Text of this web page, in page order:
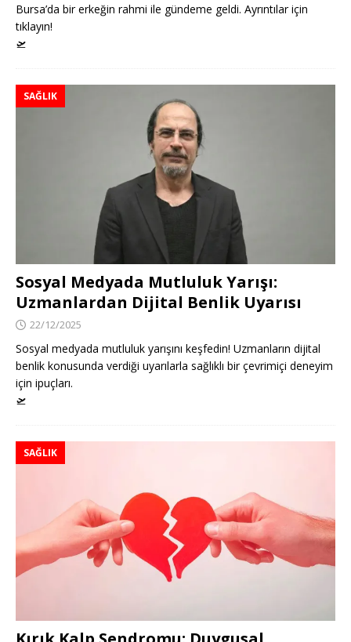
Bursa’da bir erkeğin rahmi ile gündeme geldi. Ayrıntılar için
tıklayın!
🛫
SAĞLIK
Sosyal Medyada Mutluluk Yarışı:
Uzmanlardan Dijital Benlik Uyarısı
22/12/2025
Sosyal medyada mutluluk yarışını keşfedin! Uzmanların dijital
benlik konusunda verdiği uyarılarla sağlıklı bir çevrimiçi deneyim
için ipuçları.
🛫
SAĞLIK